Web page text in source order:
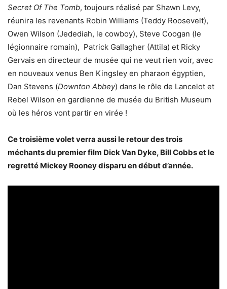
Secret Of The Tomb, toujours réalisé par Shawn Levy,
réunira les revenants Robin Williams (Teddy Roosevelt),
Owen Wilson (Jedediah, le cowboy), Steve Coogan (le
légionnaire romain), Patrick Gallagher (Attila) et Ricky
Gervais en directeur de musée qui ne veut rien voir, avec
en nouveaux venus Ben Kingsley en pharaon égyptien,
Dan Stevens (Downton Abbey) dans le rôle de Lancelot et
Rebel Wilson en gardienne de musée du British Museum
où les héros vont partir en virée !
Ce troisième volet verra aussi le retour des trois
méchants du premier film Dick Van Dyke, Bill Cobbs et le
regretté Mickey Rooney disparu en début d’année.